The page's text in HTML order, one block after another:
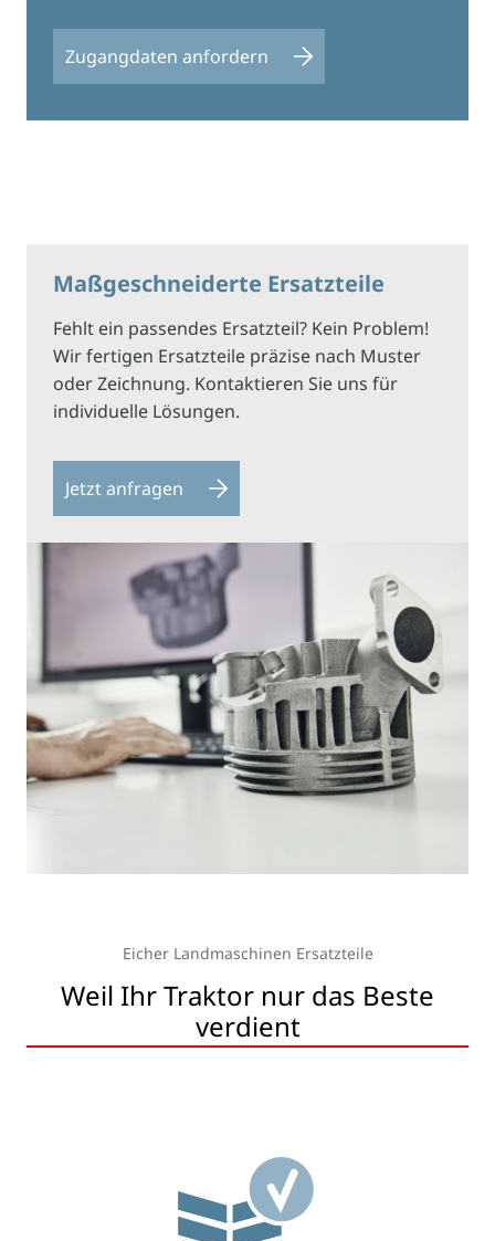
Zugangdaten anfordern
Maßgeschneiderte Ersatzteile
Fehlt ein passendes Ersatzteil? Kein Problem!
Wir fertigen Ersatzteile präzise nach Muster
oder Zeichnung. Kontaktieren Sie uns für
individuelle Lösungen.
Jetzt anfragen
Eicher Landmaschinen Ersatzteile
Weil Ihr Traktor nur das Beste
verdient